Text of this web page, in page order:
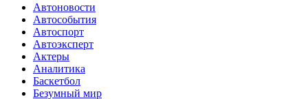
Автоновости
Автособытия
Автоспорт
Автоэксперт
Актеры
Аналитика
Баскетбол
Безумный мир